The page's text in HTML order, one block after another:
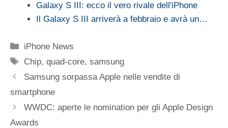
Galaxy S III: ecco il vero rivale dell'iPhone
Il Galaxy S III arriverà a febbraio e avrà un…
Categorie
iPhone News
Tag
Chip,quad-core,samsung
Samsung sorpassa Apple nelle vendite di
smartphone
WWDC: aperte le nomination per gli Apple Design
Awards